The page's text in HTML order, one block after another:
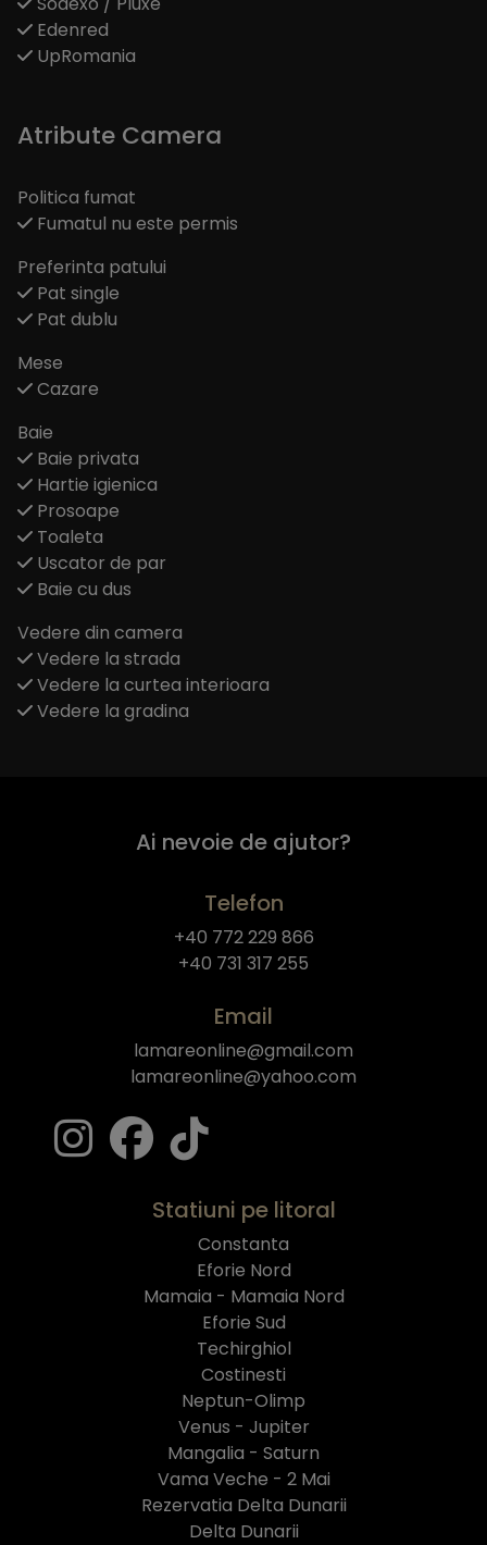
Edenred
UpRomania
Atribute Camera
Politica fumat
Fumatul nu este permis
Preferinta patului
Pat single
Pat dublu
Mese
Cazare
Baie
Baie privata
Hartie igienica
Prosoape
Toaleta
Uscator de par
Baie cu dus
Vedere din camera
Vedere la strada
Vedere la curtea interioara
Vedere la gradina
Ai nevoie de ajutor?
Telefon
+40 772 229 866
+40 731 317 255
Email
lamareonline@gmail.com
lamareonline@yahoo.com
Statiuni pe litoral
Constanta
Eforie Nord
Mamaia - Mamaia Nord
Eforie Sud
Techirghiol
Costinesti
Neptun-Olimp
Venus - Jupiter
Mangalia - Saturn
Vama Veche - 2 Mai
Rezervatia Delta Dunarii
Delta Dunarii